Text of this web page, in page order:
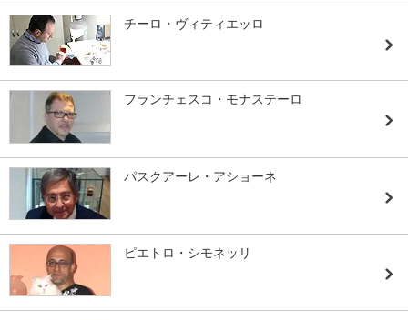
チーロ・ヴィティエッロ
フランチェスコ・モナステーロ
パスクアーレ・アショーネ
ピエトロ・シモネッリ